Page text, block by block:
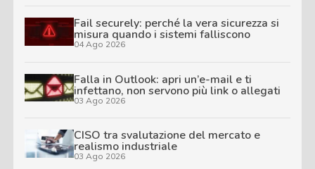
Fail securely: perché la vera sicurezza si
misura quando i sistemi falliscono
04 Ago 2026
Falla in Outlook: apri un’e-mail e ti
infettano, non servono più link o allegati
03 Ago 2026
CISO tra svalutazione del mercato e
realismo industriale
03 Ago 2026